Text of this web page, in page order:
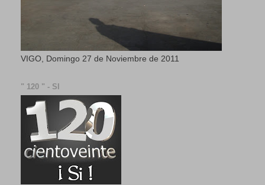
VIGO, Domingo 27 de Noviembre de 2011
" 120 " - SI